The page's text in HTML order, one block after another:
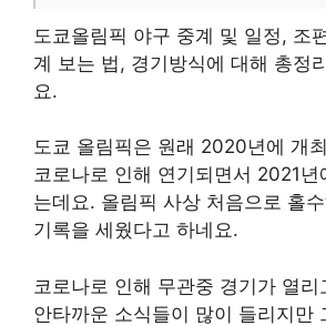
도쿄올림픽 야구 중계 및 일정, 조
계 보는 법, 경기방식에 대해 총정
요.
도쿄 올림픽은 원래 2020년에 개
코로나로 인해 연기되면서 2021년
는데요. 올림픽 사상 처음으로 홀
기록을 세웠다고 하네요.
코로나로 인해 무관중 경기가 열리
안타까운 소식들이 많이 들리지만